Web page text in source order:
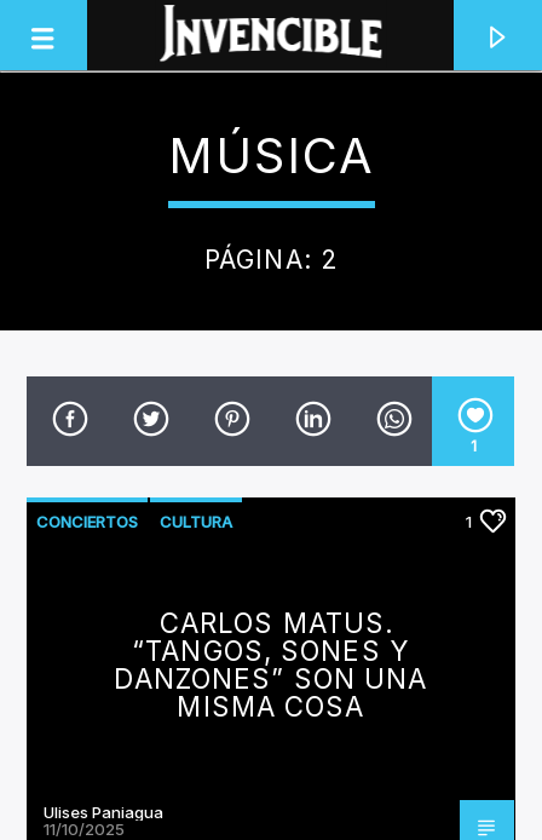
INVENCIBLE RADIO
JUNTOS SOMOS INVENCIBLES
MÚSICA
PÁGINA: 2
1
CONCIERTOS CULTURA 1
CARLOS MATUS.
“TANGOS, SONES Y
DANZONES” SON UNA
MISMA COSA
Ulises Paniagua
11/10/2025